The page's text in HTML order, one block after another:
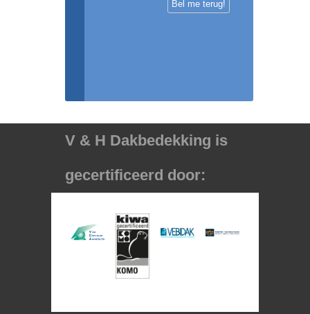
V & H Dakbedekking is
gecertificeerd door: